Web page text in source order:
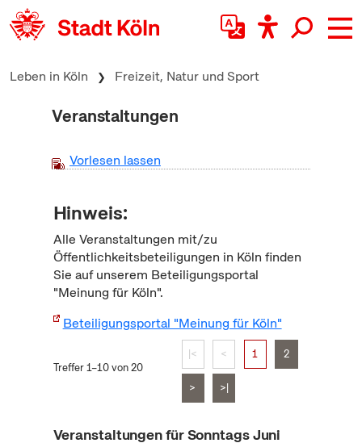
zum Inhalt springen
Leben in Köln Freizeit, Natur und Sport
Veranstaltungen
Vorlesen lassen
Hinweis:
Alle Veranstaltungen mit/zu
Öffentlichkeitsbeteiligungen in Köln finden
Sie auf unserem Beteiligungsportal
"Meinung für Köln".
Beteiligungsportal "Meinung für Köln"
Treffer 1–10 von 20
|< < 1 2
> >|
Veranstaltungen für Sonntags Juni